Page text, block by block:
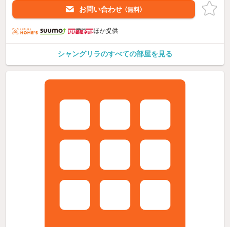
お問い合わせ （無料）
ほか提供
シャングリラのすべての部屋を見る